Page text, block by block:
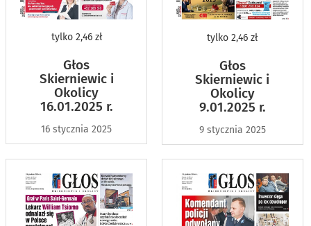
tylko2,46 zł
Głos
Skierniewic i
Okolicy
16.01.2025 r.
16 stycznia 2025
tylko 2,46 zł
Głos
Skierniewic i
Okolicy
9.01.2025 r.
9 stycznia 2025